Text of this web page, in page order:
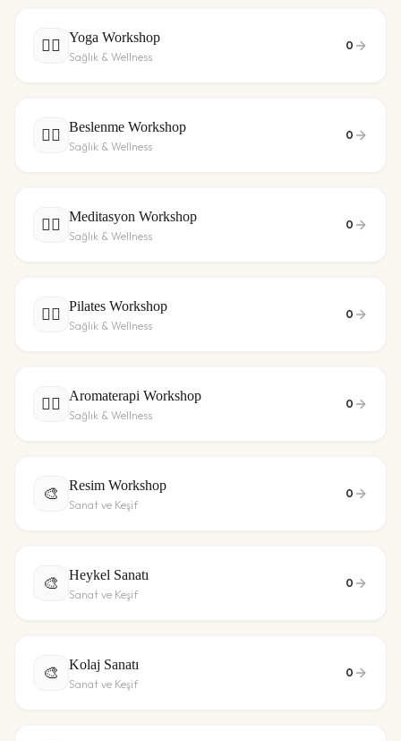
🧘‍♀️ Yoga Workshop
Sağlık & Wellness
0
🧘‍♀️ Beslenme Workshop
Sağlık & Wellness
0
🧘‍♀️ Meditasyon Workshop
Sağlık & Wellness
0
🧘‍♀️ Pilates Workshop
Sağlık & Wellness
0
🧘‍♀️ Aromaterapi Workshop
Sağlık & Wellness
0
🎨 Resim Workshop
Sanat ve Keşif
0
🎨 Heykel Sanatı
Sanat ve Keşif
0
🎨 Kolaj Sanatı
Sanat ve Keşif
0